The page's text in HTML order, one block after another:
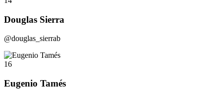
Douglas Sierra
@douglas_sierrab
16
Eugenio Tamés